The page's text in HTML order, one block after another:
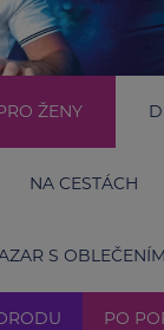
ŽENY
NA CESTÁCH
S OBLEČENÍM
PO